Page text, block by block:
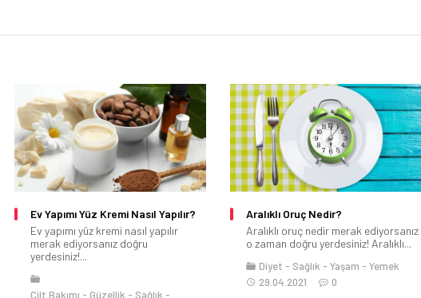
Ev Yapımı Yüz Kremi Nasıl Yapılır?
Ev yapımı yüz kremi nasıl yapılır
merak ediyorsanız doğru
yerdesiniz!...
Cilt Bakımı Güzellik
Sağlık
Aralıklı Oruç Nedir?
Aralıklı oruç nedir merak ediyorsanız
o zaman doğru yerdesiniz! Aralıklı...
Diyet Sağlık Yaşam
Yemek
29.04.2021
0